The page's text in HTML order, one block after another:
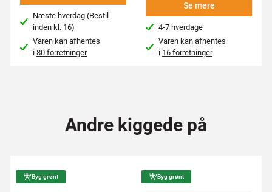
Næste hverdag (Bestil
inden kl. 16)
Varen kan afhentes
i80 forretninger
Se mere
4-7 hverdage
Varen kan afhentes
i 16 forretninger
Andre kiggede på
Byg grønt Byg grønt